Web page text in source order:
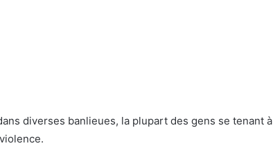
diverses banlieues, la plupart des gens se tenant à